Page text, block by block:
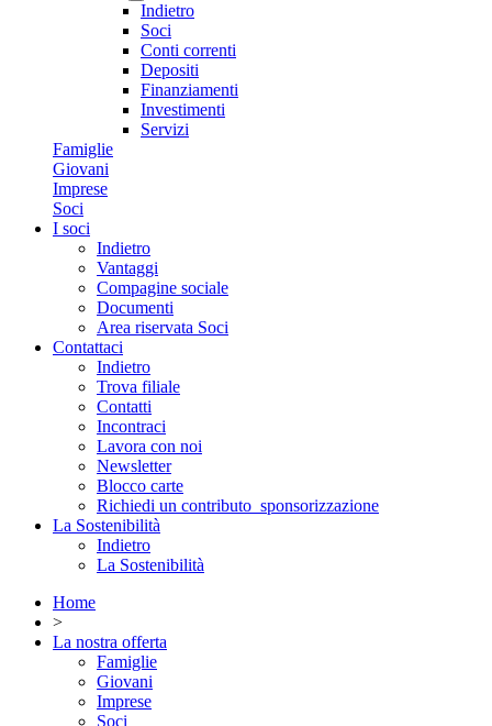
Indietro
Soci
Conti correnti
Depositi
Finanziamenti
Investimenti
Servizi
Famiglie
Giovani
Imprese
Soci
I soci
Indietro
Vantaggi
Compagine sociale
Documenti
Area riservata Soci
Contattaci
Indietro
Trova filiale
Contatti
Incontraci
Lavora con noi
Newsletter
Blocco carte
Richiedi un contributo_sponsorizzazione
La Sostenibilità
Indietro
La Sostenibilità
Home
>
La nostra offerta
Famiglie
Giovani
Imprese
Soci